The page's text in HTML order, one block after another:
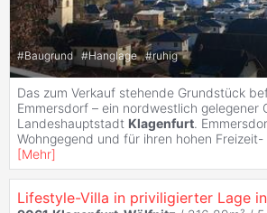
#Baugrund #Hanglage #ruhig
Das zum Verkauf stehende Grundstück
Emmersdorf – ein nordwestlich gelegener
Landeshauptstadt Klagenfurt.
Wohngegend und für ihren hohen
[Mehr]
Lifestyle-Villa in priviligierter Lage in